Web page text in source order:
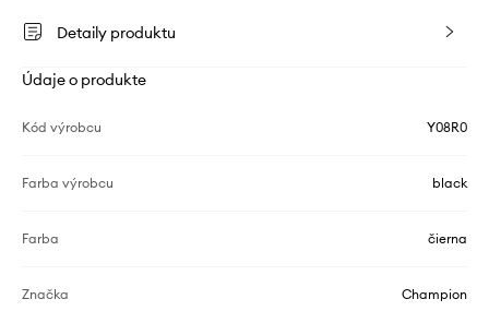
Detaily produktu
Údaje o produkte
Kód výrobcu Y08R0
Farba výrobcu black
Farba čierna
Značka Champion